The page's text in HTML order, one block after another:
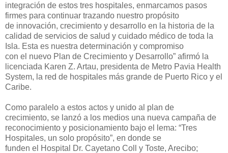
integración de estos tres hospitales, enmarcamos pasos
firmes para continuar trazando nuestro propósito
de innovación, crecimiento y desarrollo en la historia de la
calidad de servicios de salud y cuidado médico de toda la
Isla. Esta es nuestra determinación y compromiso
con el nuevo P lan de Crecimiento y Desarrollo” afirmó la
licenciada Karen Z. Artau, presidenta de Metro Pavia Health
System, la red de hospitales más grande de Puerto Rico y el
Caribe.
Como paralelo a estos actos y unido al plan de
crecimiento, se lanzó a los medios una nueva campaña de
reconocimiento y posicionamiento bajo el lema: “Tres
Hospitales, un solo propósito”, en donde se
funden el Hospital Dr. Cayetano Coll y Toste, Arecibo;